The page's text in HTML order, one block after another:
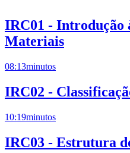
IRC01 - Introdução
Materiais
08:13minutos
IRC02 -
10:19minutos
IRC03 - Estrutura